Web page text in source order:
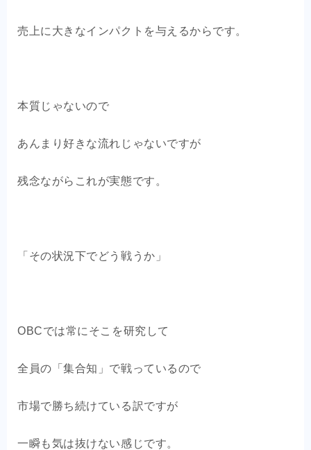
売上に大きなインパクトを与えるからです。
本質じゃないので
あんまり好きな流れじゃないですが
残念ながらこれが実態です。
「その状況下でどう戦うか」
OBCでは常にそこを研究して
全員の「集合知」で戦っているので
市場で勝ち続けている訳ですが
一瞬も気は抜けない感じです。